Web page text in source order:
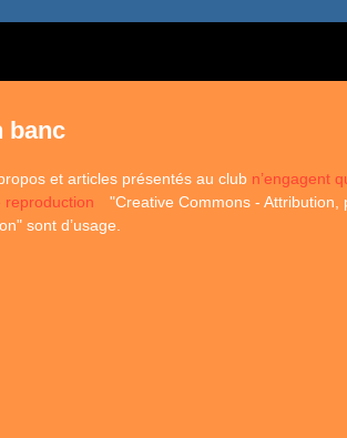
banc
et articles présentés au club n’engagent
reproduction
"Creative Commons - Attribution,
sont d’usage.